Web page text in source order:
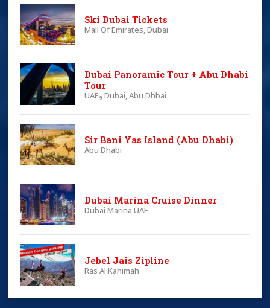
Ski Dubai Tickets
Mall Of Emirates, Dubai
Dubai Panoramic Tour + Abu Dhabi
Tour
UAEو Dubai, Abu Dhbai
Sir Bani Yas Island (Abu Dhabi)
Abu Dhabi
Dubai Marina Cruise Dinner
Dubai Marina UAE
Jebel Jais Zipline
Ras Al Kahimah